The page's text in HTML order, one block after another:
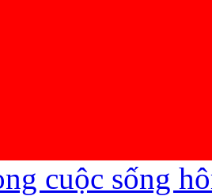
cuộc sống